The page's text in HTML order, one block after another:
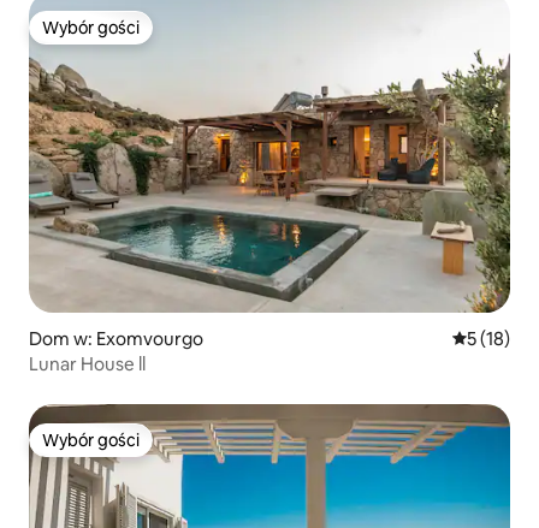
Wybór gości
Wybór gości
Dom w: Exomvourgo Średnia
5 (18)
Lunar House ll
Wybór gości
Wybór gości